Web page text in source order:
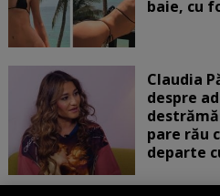
baie, cu
Claudia
despre
pare rău
departe